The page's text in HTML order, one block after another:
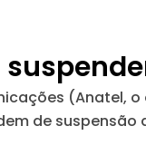
(Anatel,
de